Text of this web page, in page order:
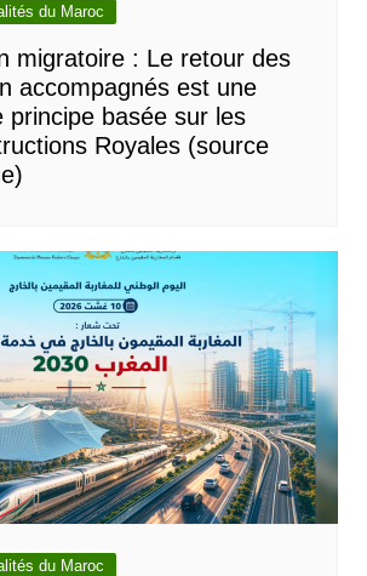
du Maroc
migratoire : Le retour des
accompagnés est une
principe basée sur les
Royales (source
du Maroc